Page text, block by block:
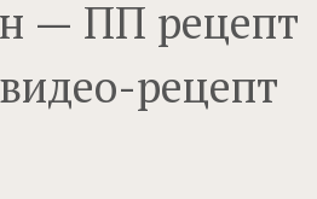
— ПП рецепт
рецепт